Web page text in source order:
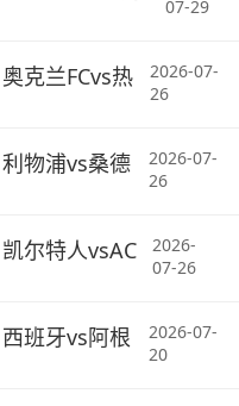
07-29
克兰FCvs热
2026-07-
26
物浦vs桑德
2026-07-
26
尔特人vsAC
2026-
07-26
班牙vs阿根
2026-07-
20